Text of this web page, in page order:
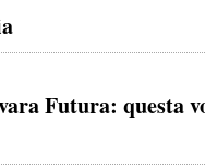
Futura: questa